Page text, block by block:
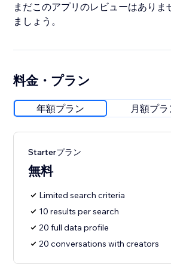
まだこのアプリのレビューはありま
ましょう。
料金・プラン
年額プラン 月額プラ
Starterプラン
無料
Limited search criteria
10 results per search
20 full data profile
20 conversations with creators